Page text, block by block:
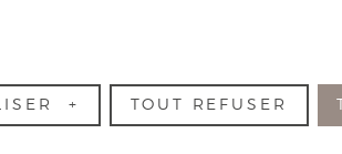
+ TOUT REFUSER